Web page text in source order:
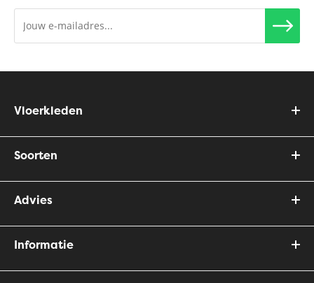
Vloerkleden
Soorten
Advies
Informatie